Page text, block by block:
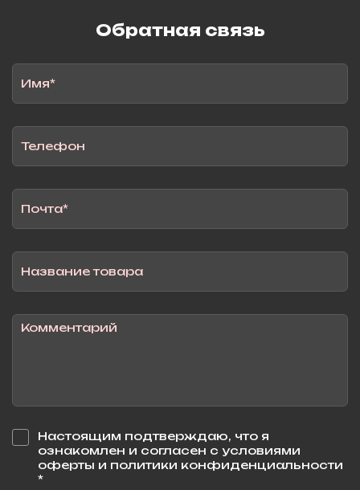
Обратная связь
Настоящим подтверждаю, что я
ознакомлен и согласен с условиями
оферты и политики конфиденциальности
*